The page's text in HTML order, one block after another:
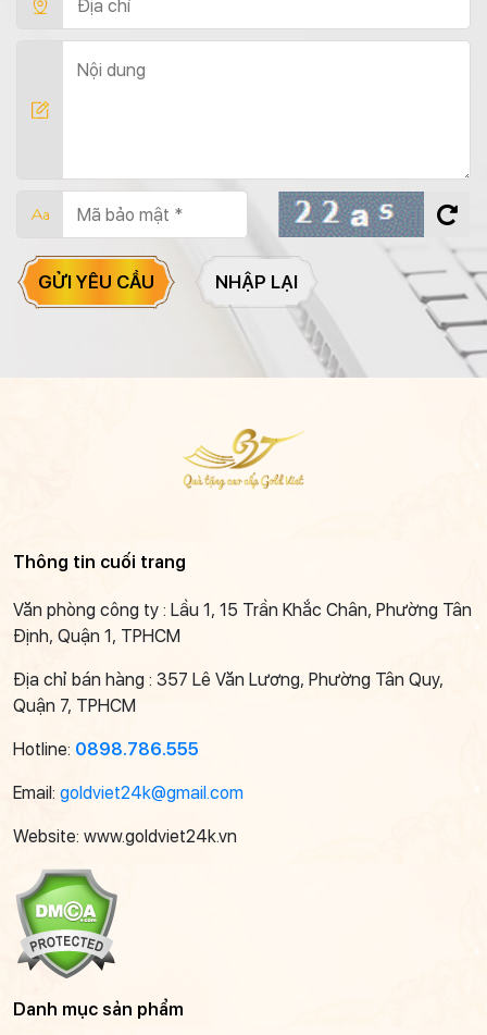
GỬI YÊU CẦU NHẬP LẠI
Thông tin cuối trang
Văn phòng công ty : Lầu 1, 15 Trần Khắc Chân, Phường Tân
Định, Quận 1, TPHCM
Địa chỉ bán hàng : 357 Lê Văn Lương, Phường Tân Quy,
Quận 7, TPHCM
Hotline: 0898.786.555
Email: goldviet24k@gmail.com
Website: www.goldviet24k.vn
Danh mục sản phẩm